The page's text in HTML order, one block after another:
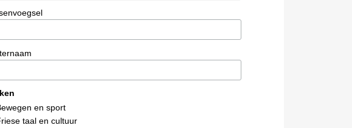
en sport
taal en cultuur